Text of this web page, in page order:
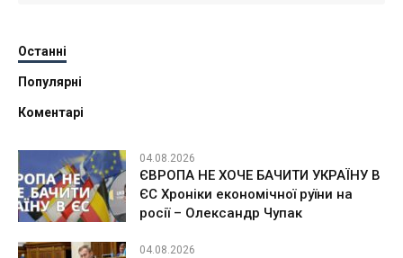
Останні
Популярні
Коментарі
04.08.2026
ЄВРОПА НЕ ХОЧЕ БАЧИТИ УКРАЇНУ В
ЄС Хроніки економічної руїни на
росії – Олександр Чупак
04.08.2026